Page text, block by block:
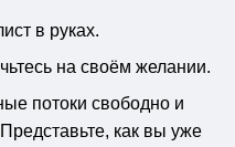
в руках.
на своём желании.
потоки свободно и
как вы уже